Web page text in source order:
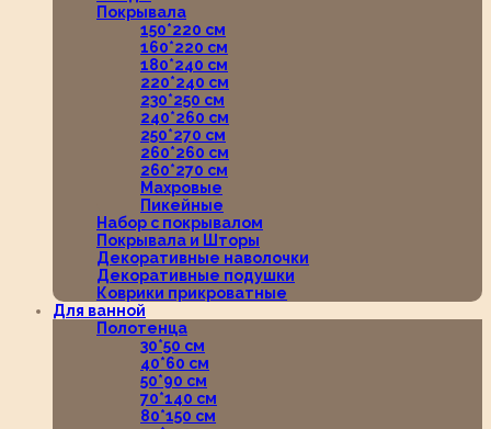
Покрывала
150*220 см
160*220 см
180*240 см
220*240 см
230*250 см
240*260 см
250*270 см
260*260 см
260*270 см
Махровые
Пикейные
Набор с покрывалом
Покрывала и Шторы
Декоративные наволочки
Декоративные подушки
Коврики прикроватные
Для ванной
Полотенца
30*50 см
40*60 см
50*90 см
70*140 см
80*150 см